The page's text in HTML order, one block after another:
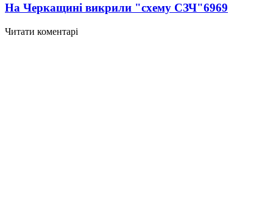
На Черкащині викрили "схему СЗЧ"6969
Читати коментарі